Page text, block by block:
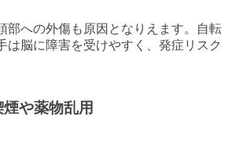
部への外傷も原因となりえます。自転
は脳に障害を受けやすく、発症リスク
や薬物乱用